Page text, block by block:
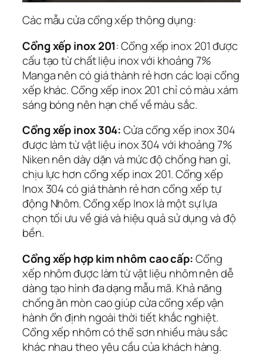
Các mẫu cửa cổng xếp thông dụng:
Cổng xếp inox 201: Cổng xếp inox 201 được
cấu tạo từ chất liệu inox với khoảng 7%
Manga nên có giá thành rẻ hơn các loại cổng
xếp khác. Cổng xếp inox 201 chỉ có màu xám
sáng bóng nên hạn chế về màu sắc.
Cổng xếp inox 304:Cửa cổng xếp inox 304
được làm từ vật liệu inox 304 với khoảng 7%
Niken nên dày dặn và mức độ chống han gỉ,
chịu lực hơn cổng xếp inox 201. Cổng xếp
Inox 304 có giá thành rẻ hơn cổng xếp tự
động Nhôm. Cổng xếp Inox là một sự lựa
chọn tối ưu về giá và hiệu quả sử dụng và độ
bền.
Cổng xếp hợp kim nhôm cao cấp:Cổng
xếp nhôm được làm từ vật liệu nhôm nên dễ
dàng tạo hình đa dạng mẫu mã. Khả năng
chống ăn mòn cao giúp cửa cổng xếp vận
hành ổn định ngoài thời tiết khắc nghiệt.
Cổng xếp nhôm có thể sơn nhiều màu sắc
khác nhau theo yêu cầu của khách hàng.